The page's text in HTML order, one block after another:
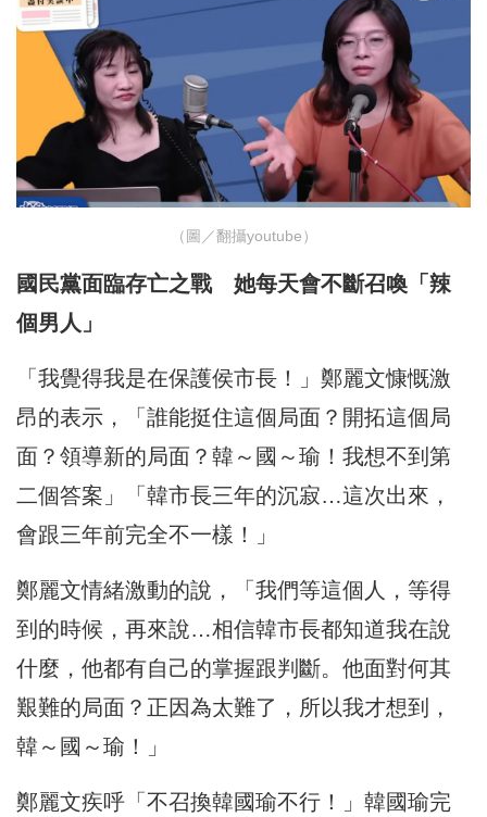
（圖／翻攝youtube）
國民黨面臨存亡之戰 她每天會不斷召喚「辣
個男人」
「我覺得我是在保護侯市長！」鄭麗文慷慨激
昂的表示，「誰能挺住這個局面？開拓這個局
面？領導新的局面？韓～國～瑜！我想不到第
二個答案」「韓市長三年的沉寂…這次出來，
會跟三年前完全不一樣！」
鄭麗文情緒激動的說，「我們等這個人，等得
到的時候，再來說…相信韓市長都知道我在說
什麼，他都有自己的掌握跟判斷。他面對何其
艱難的局面？正因為太難了，所以我才想到，
韓～國～瑜！」
鄭麗文疾呼「不召換韓國瑜不行！」韓國瑜完